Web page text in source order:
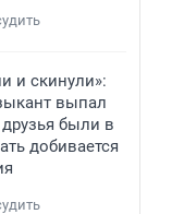
и скинули»:
выпал
были в
добивается